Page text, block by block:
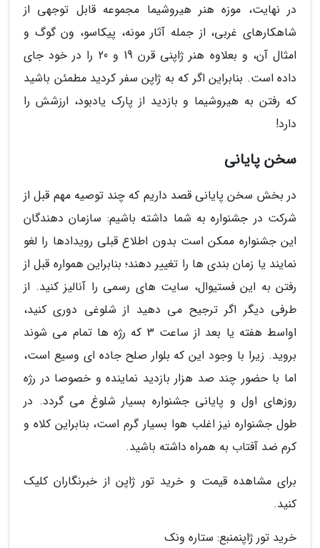
در نهایت، موزه هنر هیروشیما مجموعه قابل توجهی از
شاهکارهای غربی، از جمله آثار مونه، پیکاسو، ون گوگ و
امثال آن، و بعلاوه هنر ژاپنی قرن 19 و 20 را در خود جای
داده است. بنابراین اگر که به ژاپن سفر کردید مطمئن باشید
که رفتن به هیروشیما و بازدید از پارک یادبود، ارزشش را
دارد!
سخن پایانی
در بخش سخن پایانی قصد داریم که چند توصیه مهم قبل از
شرکت در جشنواره به شما داشته باشیم: سازمان دهندگان
این جشنواره ممکن است بدون اطلاع قبلی رویدادها را لغو
نمایند یا زمان بندی ها را تغییر دهند؛ بنابراین همواره قبل از
رفتن به این فستیوال، سایت های رسمی را آنالیز کنید. از
طرفی دیگر اگر ترجیح می دهید از شلوغی دوری کنید،
اواسط هفته یا بعد از ساعت 3 که رژه ها تمام می شوند
بروید. زیرا با وجود این که بلوار صلح جاده ای وسیع است،
اما با حضور چند صد هزار بازدید نماینده و خصوصا در رژه
روزهای اول و پایانی جشنواره بسیار شلوغ می گردد. در
طول جشنواره نیز اغلب هوا بسیار گرم است، بنابراین کلاه و
کرم ضد آفتاب به همراه داشته باشید.
برای مشاهده قیمت و خرید تور ژاپن از خبرنگاران کلیک
کنید.
خرید تور ژاپنمنبع: ستاره ونک